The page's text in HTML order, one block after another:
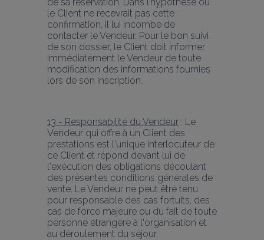
le Client ne recevrait pas cette
confirmation, il lui incombe de
contacter le Vendeur. Pour le bon suivi
de son dossier, le Client doit informer
immédiatement le Vendeur de toute
modification des informations fournies
lors de son inscription.
13 - Responsabilité du Vendeur : Le
Vendeur qui offre à un Client des
prestations est l'unique interlocuteur de
ce Client et répond devant lui de
l'exécution des obligations découlant
des présentes conditions générales de
vente. Le Vendeur ne peut être tenu
pour responsable des cas fortuits, des
cas de force majeure ou du fait de toute
personne étrangère à l'organisation et
au déroulement du séjour.